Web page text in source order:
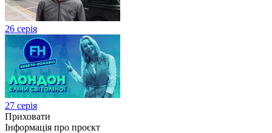
26 серія
27 cерія
Приховати
Інформація про проєкт